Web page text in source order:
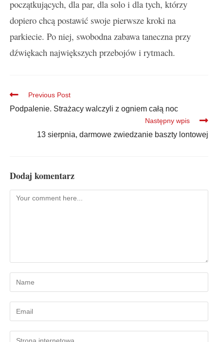
początkujących, dla par, dla solo i dla tych, którzy
dopiero chcą postawić swoje pierwsze kroki na
parkiecie. Po niej, swobodna zabawa taneczna przy
dźwiękach największych przebojów i rytmach.
Previous Post
Podpalenie. Strażacy walczyli z ogniem całą noc
Następny wpis
13 sierpnia, darmowe zwiedzanie baszty lontowej
Dodaj komentarz